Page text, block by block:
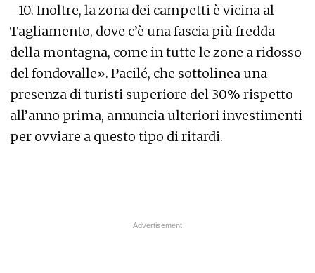
–10. Inoltre, la zona dei campetti è vicina al
Tagliamento, dove c’è una fascia più fredda
della montagna, come in tutte le zone a ridosso
del fondovalle». Pacilé, che sottolinea una
presenza di turisti superiore del 30% rispetto
all’anno prima, annuncia ulteriori investimenti
per ovviare a questo tipo di ritardi.